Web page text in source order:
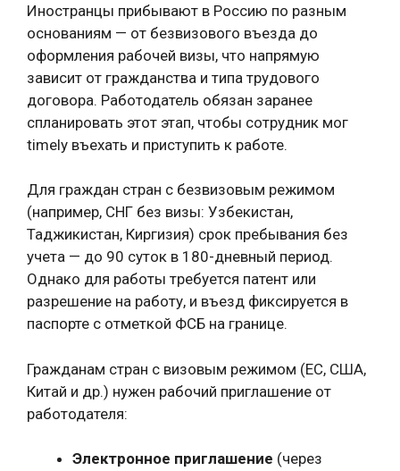
Иностранцы прибывают в Россию по разным
основаниям — от безвизового въезда до
оформления рабочей визы, что напрямую
зависит от гражданства и типа трудового
договора. Работодатель обязан заранее
спланировать этот этап, чтобы сотрудник мог
timely въехать и приступить к работе.
Для граждан стран с безвизовым режимом
(например, СНГ без визы: Узбекистан,
Таджикистан, Киргизия) срок пребывания без
учета — до 90 суток в 180-дневный период.
Однако для работы требуется патент или
разрешение на работу, и въезд фиксируется в
паспорте с отметкой ФСБ на границе.
Гражданам стран с визовым режимом (ЕС, США,
Китай и др.) нужен рабочий приглашение от
работодателя:
Электронное приглашение (через